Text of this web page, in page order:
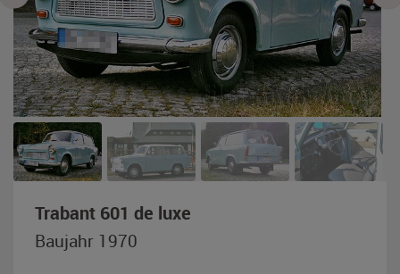
Trabant 601 de luxe
Baujahr 1970